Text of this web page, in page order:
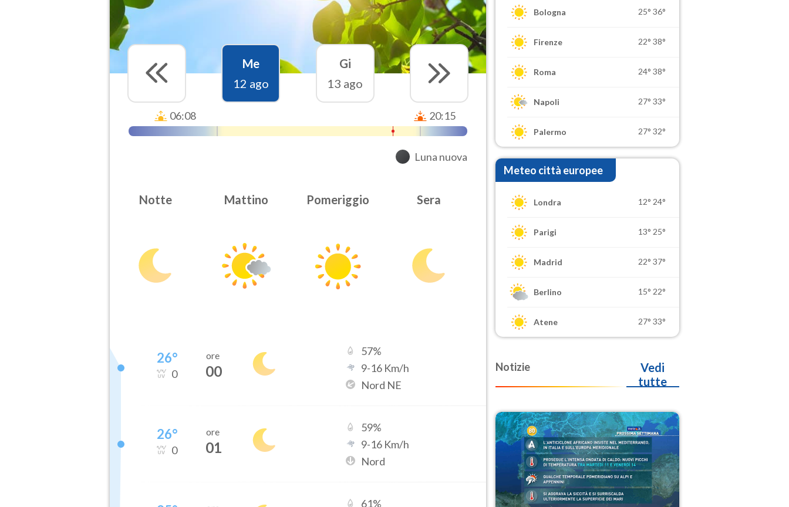
Me
12 ago
Gi
13 ago
06:08 20:15
Luna nuova
Notte Mattino Pomeriggio Sera
26°
0
ore
00
57%
9-16 Km/h
Nord NE
26°
0
ore
01
59%
9-16 Km/h
Nord
61%
Bologna 25° 36°
Firenze 22° 38°
Roma 24° 38°
Napoli 27° 33°
Palermo 27° 32°
Meteo città europee
Londra 12° 24°
Parigi 13° 25°
Madrid 22° 37°
Berlino 15° 22°
Atene 27° 33°
Notizie
Vedi
tutte